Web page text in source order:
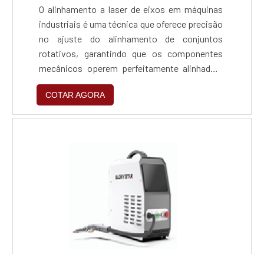
O alinhamento a laser de eixos em máquinas
industriais é uma técnica que oferece precisão
no ajuste do alinhamento de conjuntos
rotativos, garantindo que os componentes
mecânicos operem perfeitamente alinhados,
minimizando o desgaste excessivo, risco de
paradas não programadas, aumentando a
eficiência operacional.
COTAR AGORA